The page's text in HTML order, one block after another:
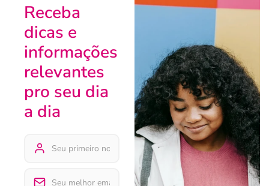
Receba
dicas e
informações
relevantes
pro seu dia
a dia